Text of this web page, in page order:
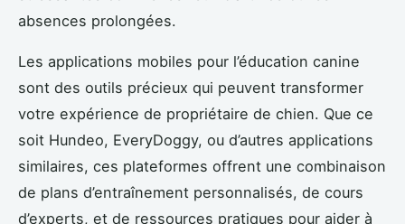
absences prolongées.
Les applications mobiles pour l’éducation canine
sont des outils précieux qui peuvent transformer
votre expérience de propriétaire de chien. Que ce
soit Hundeo, EveryDoggy, ou d’autres applications
similaires, ces plateformes offrent une combinaison
de plans d’entraînement personnalisés, de cours
d’experts, et de ressources pratiques pour aider à